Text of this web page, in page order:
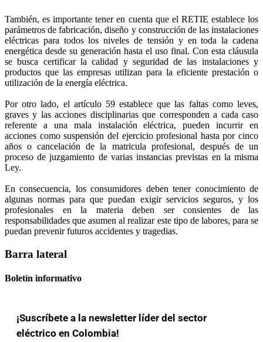
También, es importante tener en cuenta que el RETIE establece los
parámetros de fabricación, diseño y construcción de las instalaciones
eléctricas para todos los niveles de tensión y en toda la cadena
energética desde su generación hasta el uso final. Con esta cláusula
se busca certificar la calidad y seguridad de las instalaciones y
productos que las empresas utilizan para la eficiente prestación o
utilización de la energía eléctrica.
Por otro lado, el artículo 59 establece que las faltas como leves,
graves y las acciones disciplinarias que corresponden a cada caso
referente a una mala instalación eléctrica, pueden incurrir en
acciones como suspensión del ejercicio profesional hasta por cinco
años o cancelación de la matricula profesional, después de un
proceso de juzgamiento de varias instancias previstas en la misma
Ley.
En consecuencia, los consumidores deben tener conocimiento de
algunas normas para que puedan exigir servicios seguros, y los
profesionales en la materia deben ser consientes de las
responsabilidades que asumen al realizar este tipo de labores, para se
puedan prevenir futuros accidentes y tragedias.
Barra lateral
Boletín informativo
¡Suscríbete a la newsletter líder del sector
eléctrico en Colombia!